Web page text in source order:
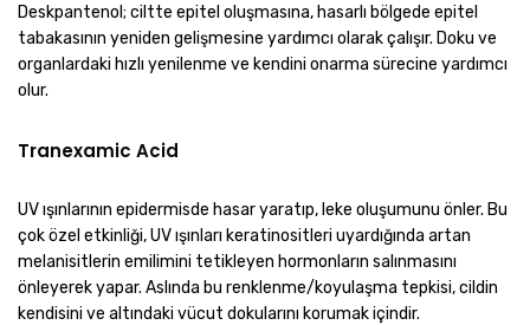
Deskpantenol; ciltte epitel oluşmasına, hasarlı bölgede epitel
tabakasının yeniden gelişmesine yardımcı olarak çalışır. Doku ve
organlardaki hızlı yenilenme ve kendini onarma sürecine yardımcı
olur.
Tranexamic Acid
UV ışınlarının epidermisde hasar yaratıp, leke oluşumunu önler. Bu
çok özel etkinliği, UV ışınları keratinositleri uyardığında artan
melanisitlerin emilimini tetikleyen hormonların salınmasını
önleyerek yapar. Aslında bu renklenme/koyulaşma tepkisi, cildin
kendisini ve altındaki vücut dokularını korumak içindir.